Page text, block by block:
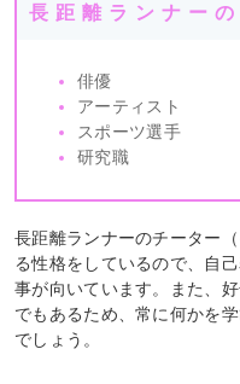
長距離ランナー
俳優
アーティスト
スポーツ選手
研究職
長距離ランナーのチーター
る性格をしているので、自
事が向いています。また、
でもあるため、常に何かを
でしょう。